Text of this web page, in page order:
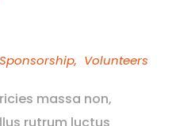
Sponsorship, Volunteers
massa non,